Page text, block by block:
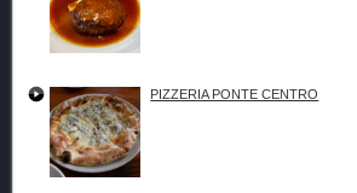
PIZZERIA PONTE CENTRO